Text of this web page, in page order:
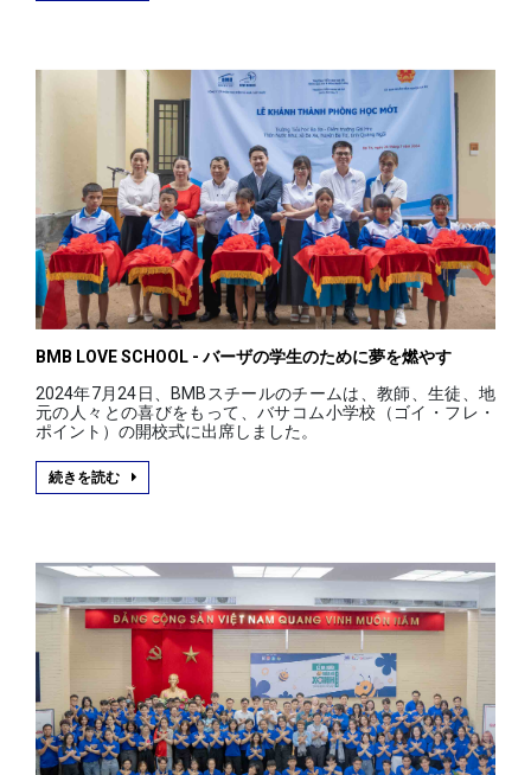
BMB LOVE SCHOOL - バーザの学生のために夢を燃やす
2024年7月24日、BMBスチールのチームは、教師、生徒、地
元の人々との喜びをもって、バサコム小学校（ゴイ・フレ・
ポイント）の開校式に出席しました。
続きを読む